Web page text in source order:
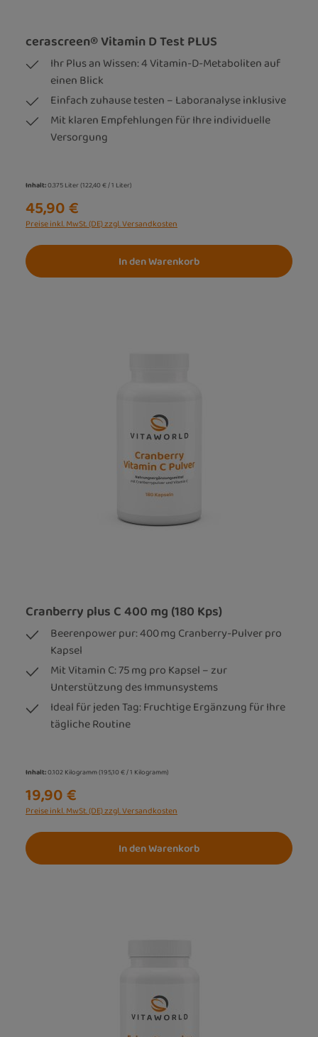
cerascreen® Vitamin D Test PLUS
Ihr Plus an Wissen: 4 Vitamin-D-Metaboliten auf
einen Blick
Einfach zuhause testen – Laboranalyse inklusive
Mit klaren Empfehlungen für Ihre individuelle
Versorgung
Inhalt:0.375 Liter(122,40 € / 1 Liter)
45,90 €
Preise inkl. MwSt. (DE) zzgl. Versandkosten
In den Warenkorb
Cranberry plus C 400 mg (180 Kps)
Beerenpower pur: 400 mg Cranberry-Pulver pro
Kapsel
Mit Vitamin C: 75 mg pro Kapsel – zur
Unterstützung des Immunsystems
Ideal für jeden Tag: Fruchtige Ergänzung für Ihre
tägliche Routine
Inhalt:0.102 Kilogramm(195,10 € / 1 Kilogramm)
19,90 €
Preise inkl. MwSt. (DE) zzgl. Versandkosten
In den Warenkorb